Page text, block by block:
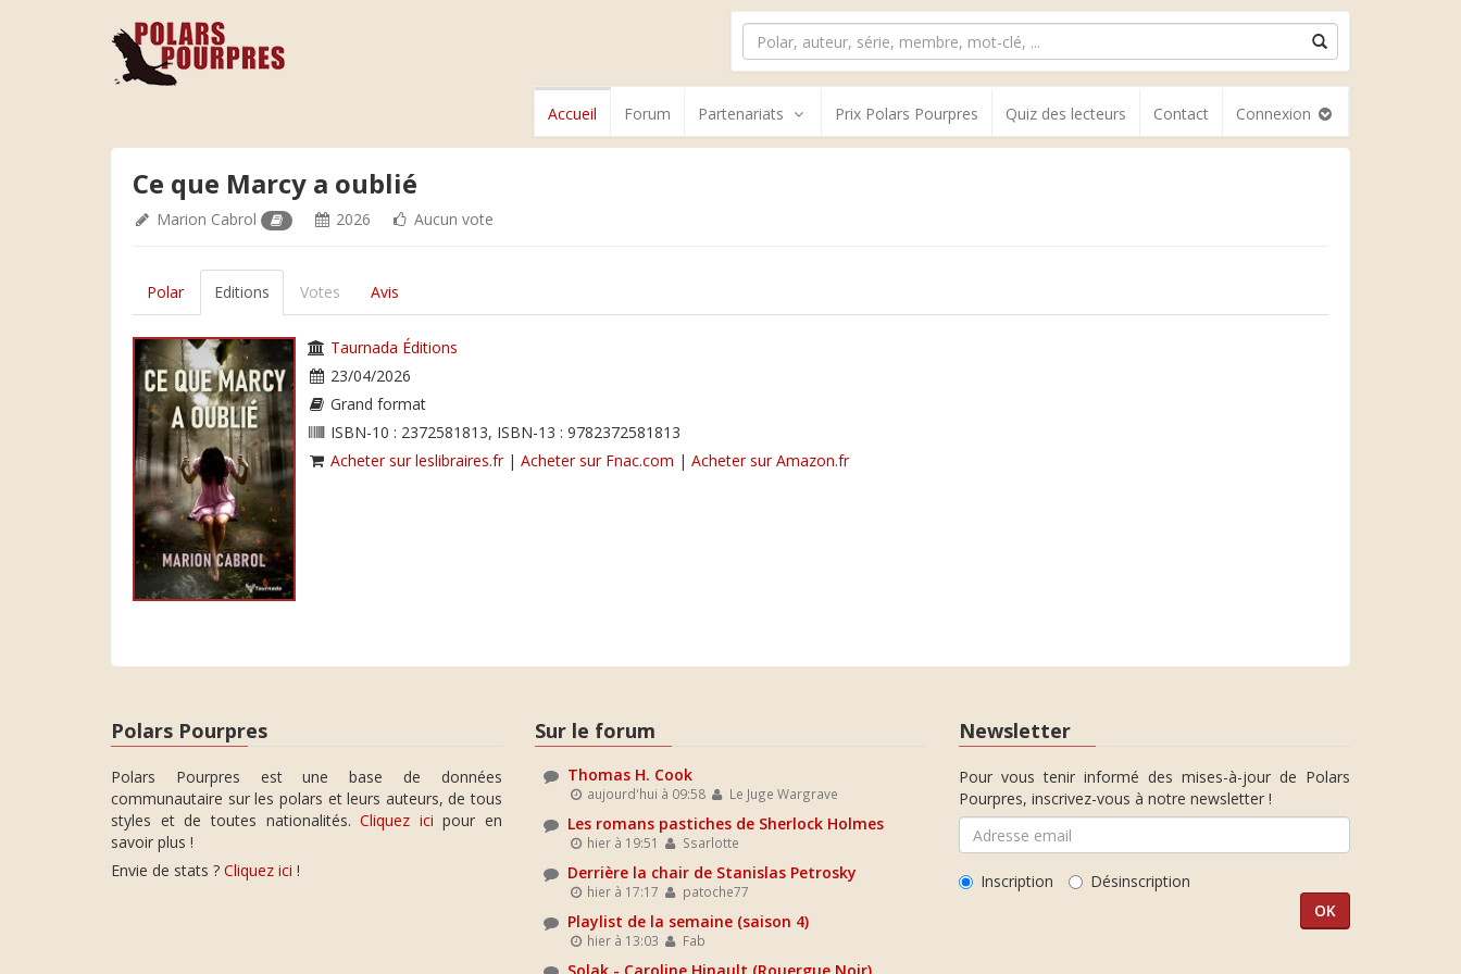
Accueil Forum Partenariats Prix Polars Pourpres Quiz des lecteurs Contact Connexion
Ce que Marcy a oublié
Marion Cabrol 2026 Aucun vote
Polar Editions Votes Avis
Taurnada Éditions
23/04/2026
Grand format
ISBN-10 : 2372581813, ISBN-13 : 9782372581813
Acheter sur leslibraires.fr| Acheter sur Fnac.com | Acheter sur Amazon.fr
Polars Pourpres
Polars Pourpres est une base de données
communautaire sur les polars et leurs auteurs, de tous
styles et de toutes nationalités.Cliquez ici pour en
savoir plus !
Envie de stats ? Cliquez ici !
Sur le forum
Thomas H. Cook
aujourd'hui à 09:58 Le Juge Wargrave
Les romans pastiches de Sherlock Holmes
hier à 19:51 Ssarlotte
Derrière la chair de Stanislas Petrosky
hier à 17:17 patoche77
Playlist de la semaine (saison 4)
hier à 13:03 Fab
Newsletter
Pour vous tenir informé des mises-à-jour de Polars
Pourpres, inscrivez-vous à notre newsletter !
Inscription Désinscription